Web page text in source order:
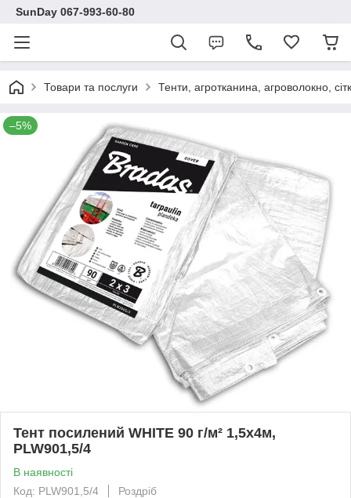
SunDay 067-993-60-80
Товари та послуги Тенти, агротканина, агроволокно,
–5%
Тент посилений WHITE 90 г/м² 1,5х4м,
PLW901,5/4
В наявності
Код: PLW901,5/4
Роздріб